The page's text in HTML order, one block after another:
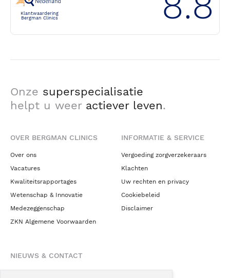
Klantwaardering
Bergman Clinics
Onze superspecialisatie
helpt u weer actiever leven.
OVER BERGMAN CLINICS
Over ons
Vacatures
Kwaliteitsrapportages
Wetenschap & Innovatie
Medezeggenschap
ZKN Algemene Voorwaarden
INFORMATIE & SERVICE
Vergoeding zorgverzekeraars
Klachten
Uw rechten en privacy
Cookiebeleid
Disclaimer
NIEUWS & CONTACT